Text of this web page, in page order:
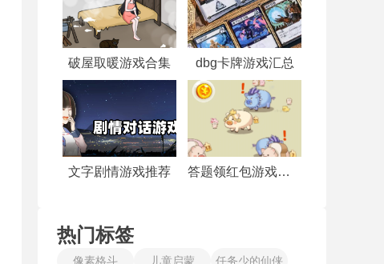
破屋取暖游戏合集 dbg卡牌游戏汇总
文字剧情游戏推荐 答题领红包游戏合集
热门标签
像素格斗 儿童启蒙
任务少的仙侠